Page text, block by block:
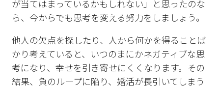
が当てはまっているかもしれない」と思ったのな
ら、今からでも思考を変える努力をしましょう。
他人の欠点を探したり、人から何かを得ることば
かり考えていると、いつのまにかネガティブな思
考になり、幸せを引き寄せにくくなります。その
結果、負のループに陥り、婚活が長引いてしまう